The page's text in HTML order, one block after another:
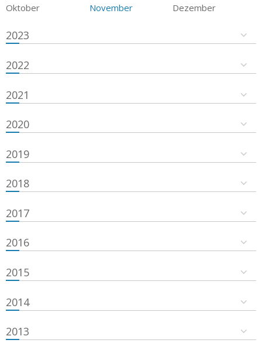
Oktober
November Dezember
2023
2022
2021
2020
2019
2018
2017
2016
2015
2014
2013